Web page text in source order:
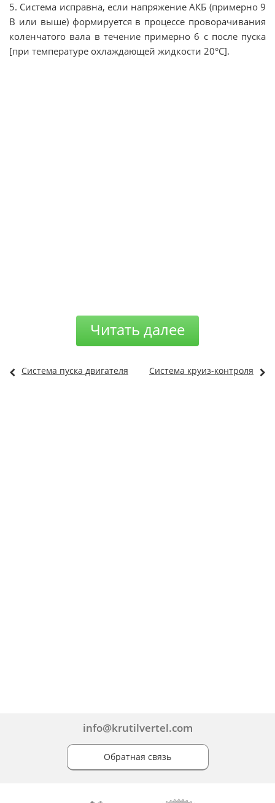
5. Система исправна, если напряжение АКБ (примерно 9
В или выше) формируется в процессе проворачивания
коленчатого вала в течение примерно 6 с после пуска
[при температуре охлаждающей жидкости 20°C].
Читать далее
Система пуска двигателя Система круиз-контроля
info@krutilvertel.com
Обратная связь